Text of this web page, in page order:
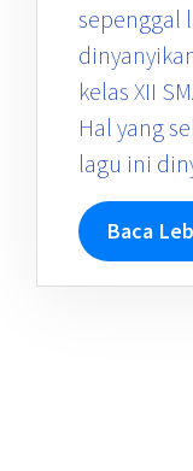
sepenggal
kelas XII
Hal yang
lagu ini
Baca